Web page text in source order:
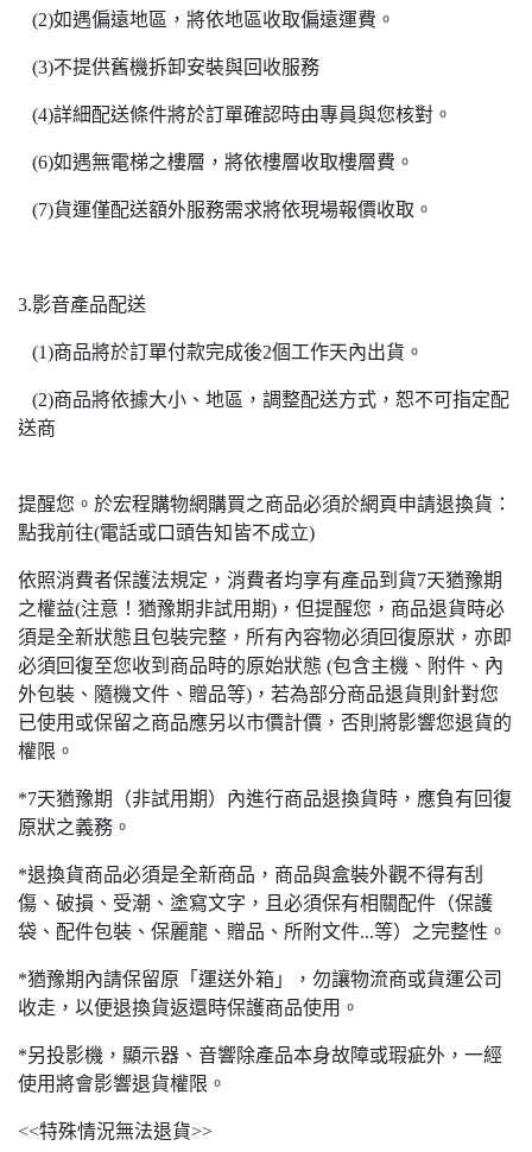
(2)如遇偏遠地區，將依地區收取偏遠運費。
(3)不提供舊機拆卸安裝與回收服務
(4)詳細配送條件將於訂單確認時由專員與您核對。
(6)如遇無電梯之樓層，將依樓層收取樓層費。
(7)貨運僅配送額外服務需求將依現場報價收取。
3.影音產品配送
(1)商品將於訂單付款完成後2個工作天內出貨。
(2)商品將依據大小、地區，調整配送方式，恕不可指定配
送商
提醒您。於宏程購物網購買之商品必須於網頁申請退換貨：
點我前往(電話或口頭告知皆不成立)
依照消費者保護法規定，消費者均享有產品到貨7天猶豫期
之權益(注意！猶豫期非試用期)，但提醒您，商品退貨時必
須是全新狀態且包裝完整，所有內容物必須回復原狀，亦即
必須回復至您收到商品時的原始狀態 (包含主機、附件、內
外包裝、隨機文件、贈品等)，若為部分商品退貨則針對您
已使用或保留之商品應另以市價計價，否則將影響您退貨的
權限。
*7天猶豫期（非試用期）內進行商品退換貨時，應負有回復
原狀之義務。
*退換貨商品必須是全新商品，商品與盒裝外觀不得有刮
傷、破損、受潮、塗寫文字，且必須保有相關配件（保護
袋、配件包裝、保麗龍、贈品、所附文件...等）之完整性。
*猶豫期內請保留原「運送外箱」，勿讓物流商或貨運公司
收走，以便退換貨返還時保護商品使用。
*另投影機，顯示器、音響除產品本身故障或瑕疵外，一經
使用將會影響退貨權限。
<<特殊情況無法退貨>>